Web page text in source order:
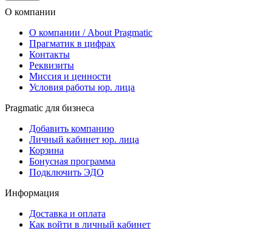
О компании
О компании / About Pragmatic
Прагматик в цифрах
Контакты
Реквизиты
Миссия и ценности
Условия работы юр. лица
Pragmatic для бизнеса
Добавить компанию
Личный кабинет юр. лица
Корзина
Бонусная программа
Подключить ЭДО
Информация
Доставка и оплата
Как войти в личный кабинет